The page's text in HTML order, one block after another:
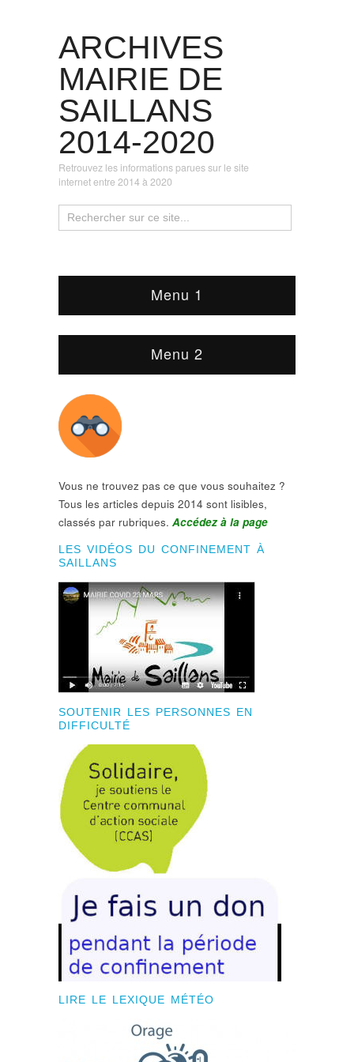
ARCHIVES
MAIRIE DE
SAILLANS
2014-2020
Retrouvez les informations parues sur le site
internet entre 2014 à 2020
Menu 1
Menu 2
Vous ne trouvez pas ce que vous souhaitez ?
Tous les articles depuis 2014 sont lisibles,
classés par rubriques. Accédez à la page
LES VIDÉOS DU CONFINEMENT À
SAILLANS
SOUTENIR LES PERSONNES EN
DIFFICULTÉ
LIRE LE LEXIQUE MÉTÉO